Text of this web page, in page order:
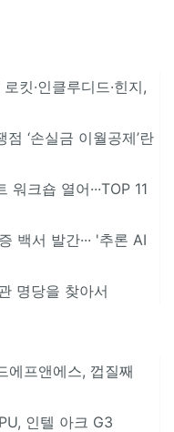
킷·인클루디드·힌지,
‘손실금 이월공제’란
크숍 열어···TOP 11
백서 발간··· '추론 AI
명당을 찾아서
에프앤에스, 껍질째
인텔 아크 G3